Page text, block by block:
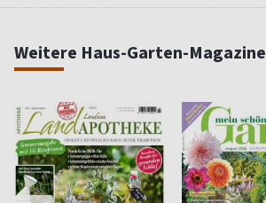
Weitere Haus-Garten-Magazine